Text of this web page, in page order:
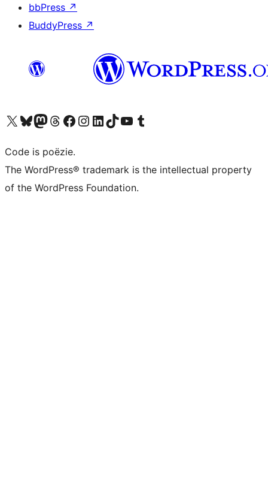
bbPress ↗
BuddyPress ↗
Bezoek ons X (voorheen Twitter) account
Bezoek ons Bluesky account
Bezoek ons Mastodon account
Bezoek ons Threads account
Onze Facebook pagina bezoeken
Bezoek ons Instagram account
Bezoek ons LinkedIn account
Bezoek ons TikTok account
Bezoek ons YouTube kanaalBezoek ons Tumblr account
Code is poëzie.
The WordPress® trademark is the intellectual property
of the WordPress Foundation.